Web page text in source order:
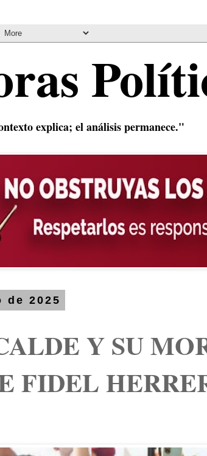
explica; el análisis permanece."
de 2025
Y SU
FIDEL